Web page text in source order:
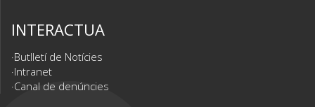
INTERACTUA
Butlletí de Notícies
Intranet
Canal de denúncies